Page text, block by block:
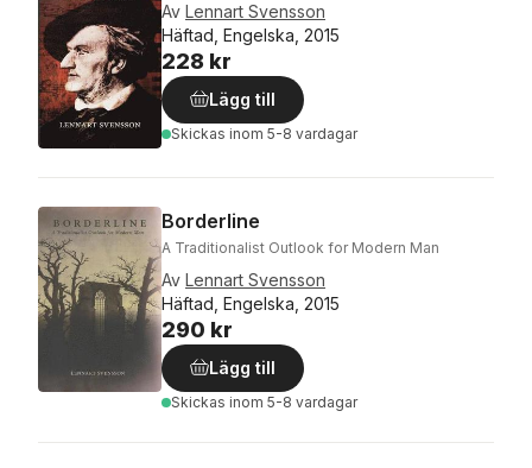
Av Lennart Svensson
Häftad, Engelska, 2015
228 kr
Lägg till
Skickas inom 5-8 vardagar
Borderline
A Traditionalist Outlook for Modern Man
Av Lennart Svensson
Häftad, Engelska, 2015
290 kr
Lägg till
Skickas inom 5-8 vardagar